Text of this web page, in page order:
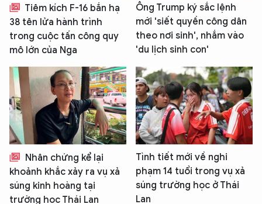
Tiêm kích F-16 bắn hạ
38 tên lửa hành trình
trong cuộc tấn công quy
mô lớn của Nga
Ông Trump ký sắc lệnh
mới 'siết quyền công dân
theo nơi sinh', nhắm vào
'du lịch sinh con'
Nhân chứng kể lại
khoảnh khắc xảy ra vụ xả
súng kinh hoàng tại
trường học Thái Lan
Tình tiết mới về nghi
phạm 14 tuổi trong vụ xả
súng trường học ở Thái
Lan